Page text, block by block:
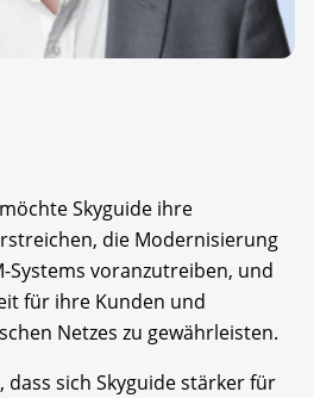
Skyguide ihre
die Modernisierung
Systems voranzutreiben, und
für ihre Kunden und
Netzes zu gewährleisten.
dass sich Skyguide stärker für